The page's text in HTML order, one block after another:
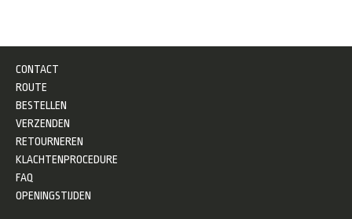
CONTACT
ROUTE
BESTELLEN
VERZENDEN
RETOURNEREN
KLACHTENPROCEDURE
FAQ
OPENINGSTIJDEN